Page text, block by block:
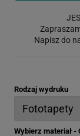
Napisz do
Rodzaj wydruku
Wybierz materiał